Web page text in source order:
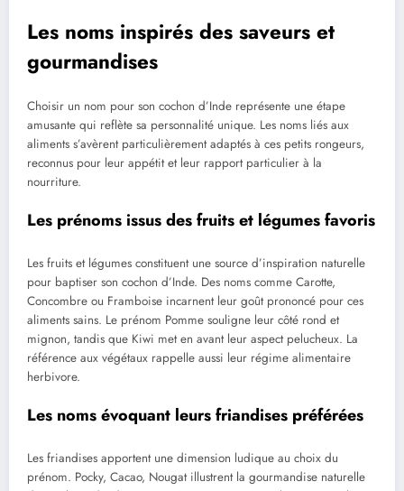
Les noms inspirés des saveurs et
gourmandises
Choisir un nom pour son cochon d’Inde représente une étape
amusante qui reflète sa personnalité unique. Les noms liés aux
aliments s’avèrent particulièrement adaptés à ces petits rongeurs,
reconnus pour leur appétit et leur rapport particulier à la
nourriture.
Les prénoms issus des fruits et légumes favoris
Les fruits et légumes constituent une source d’inspiration naturelle
pour baptiser son cochon d’Inde. Des noms comme Carotte,
Concombre ou Framboise incarnent leur goût prononcé pour ces
aliments sains. Le prénom Pomme souligne leur côté rond et
mignon, tandis que Kiwi met en avant leur aspect pelucheux. La
référence aux végétaux rappelle aussi leur régime alimentaire
herbivore.
Les noms évoquant leurs friandises préférées
Les friandises apportent une dimension ludique au choix du
prénom. Pocky, Cacao, Nougat illustrent la gourmandise naturelle